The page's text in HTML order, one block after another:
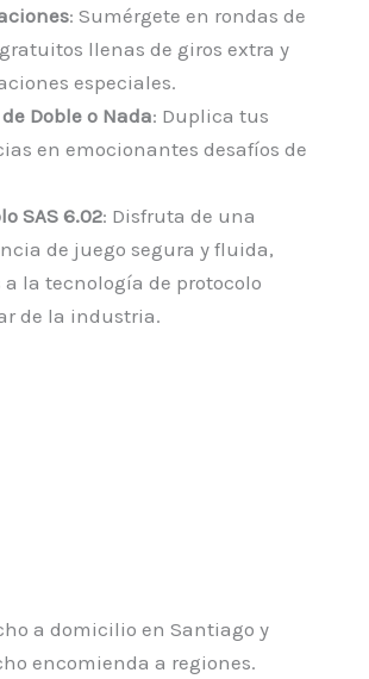
: Sumérgete en rondas de
llenas de giros extra y
especiales.
Doble o Nada: Duplica tus
en emocionantes desafíos de
SAS 6.02: Disfruta de una
de juego segura y fluida,
la tecnología de protocolo
de la industria.
a domicilio en Santiago y
encomienda a regiones.